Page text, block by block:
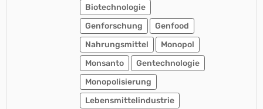
Biotechnologie
Genforschung
Genfood
Nahrungsmittel
Monopol
Monsanto
Gentechnologie
Monopolisierung
Lebensmittelindustrie